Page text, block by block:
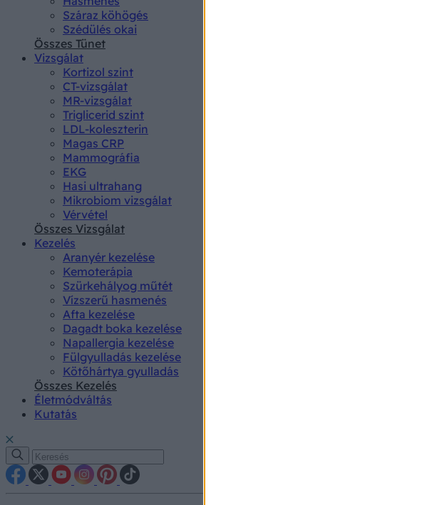
Száraz köhögés
Szédülés okai
Összes Tünet
Vizsgálat
Kortizol szint
CT-vizsgálat
MR-vizsgálat
Triglicerid szint
LDL-koleszterin
Magas CRP
Mammográfia
EKG
Hasi ultrahang
Mikrobiom vizsgálat
Vérvétel
Összes Vizsgálat
Kezelés
Aranyér kezelése
Kemoterápia
Szürkehályog műtét
Vízszerű hasmenés
Afta kezelése
Dagadt boka kezelése
Napallergia kezelése
Fülgyulladás kezelése
Kötőhártya gyulladás
Összes Kezelés
Életmódváltás
Kutatás